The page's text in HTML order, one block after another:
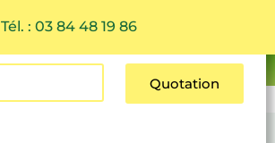
Tél. : 03 84 48 19 86
Quotation